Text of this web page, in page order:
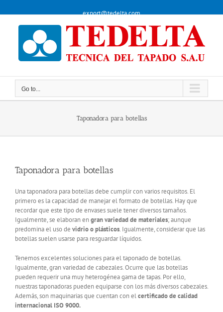
to
content
export@tedelta.com
Go to...
Go to...
Taponadora para botellas
Taponadora para botellas
Una taponadora para botellas debe cumplir con varios requisitos. El
primero es la capacidad de manejar el formato de botellas. Hay que
recordar que este tipo de envases suele tener diversos tamaños.
Igualmente, se elaboran engran variedad de materiales; aunque
predomina el uso de vidrio o plásticos. Igualmente, considerar que las
botellas suelen usarse para resguardar líquidos.
Tenemos excelentes soluciones para el taponado de botellas.
Igualmente, gran variedad de cabezales. Ocurre que las botellas
pueden requerir una muy heterogénea gama de tapas. Por ello,
nuestras taponadoras pueden equiparse con los más diversos cabezales.
Además, son maquinarias que cuentan con elcertificado de calidad
internacional ISO 9000.